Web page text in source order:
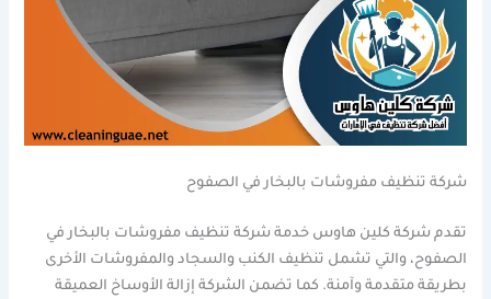
شركة تنظيف مفروشات بالبخار في الصفوح
تقدم شركة كلين هاوس خدمة شركة تنظيف مفروشات بالبخار في
الصفوح، والتي تشمل تنظيف الكنب والسجاد والمفروشات الأخرى
بطريقة متقدمة وآمنة. كما تضمن الشركة إزالة الأوساخ العميقة